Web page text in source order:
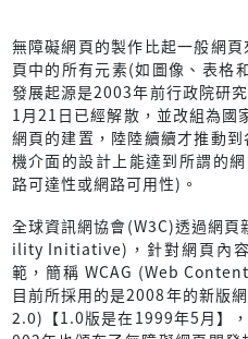
無障礙網頁的製作比起一般網
頁中的所有元素(如圖像、表格
發展起源是2003年前行政院研
1月21日已經解散，並改組為國
網頁的建置，陸陸續續才推動
機介面的設計上能達到所謂的
路可達性或網路可用性)。
全球資訊網協會(W3C)透過網
ility Initiative)，針對網頁內
範，簡稱 WCAG (Web
目前所採用的是2008年的新版
2.0)【1.0版是在1999年5月】